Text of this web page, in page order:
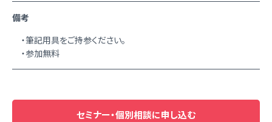
備考
・筆記用具をご持参ください。
・参加無料
セミナー・個別相談に申し込む